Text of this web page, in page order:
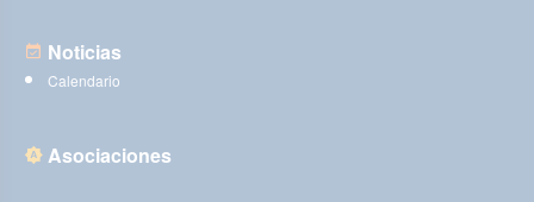
Noticias
Calendario
Asociaciones